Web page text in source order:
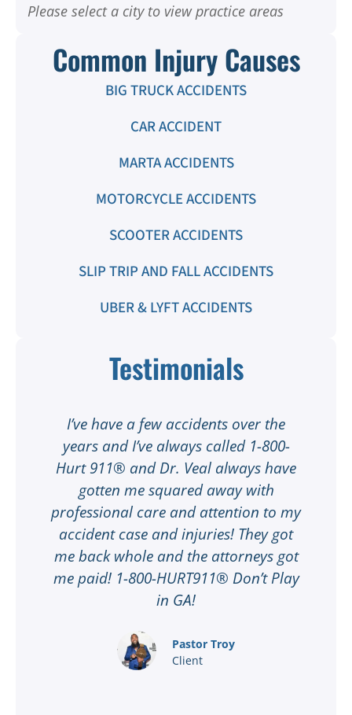
Please select a city to view practice areas
Common Injury Causes
BIG TRUCK ACCIDENTS
CAR ACCIDENT
MARTA ACCIDENTS
MOTORCYCLE ACCIDENTS
SCOOTER ACCIDENTS
SLIP TRIP AND FALL ACCIDENTS
UBER & LYFT ACCIDENTS
Testimonials
I’ve have a few accidents over the
years and I’ve always called 1-800-
Hurt 911® and Dr. Veal always have
gotten me squared away with
professional care and attention to my
accident case and injuries! They got
me back whole and the attorneys got
me paid! 1-800-HURT911® Don’t Play
in GA!
Pastor Troy
Client